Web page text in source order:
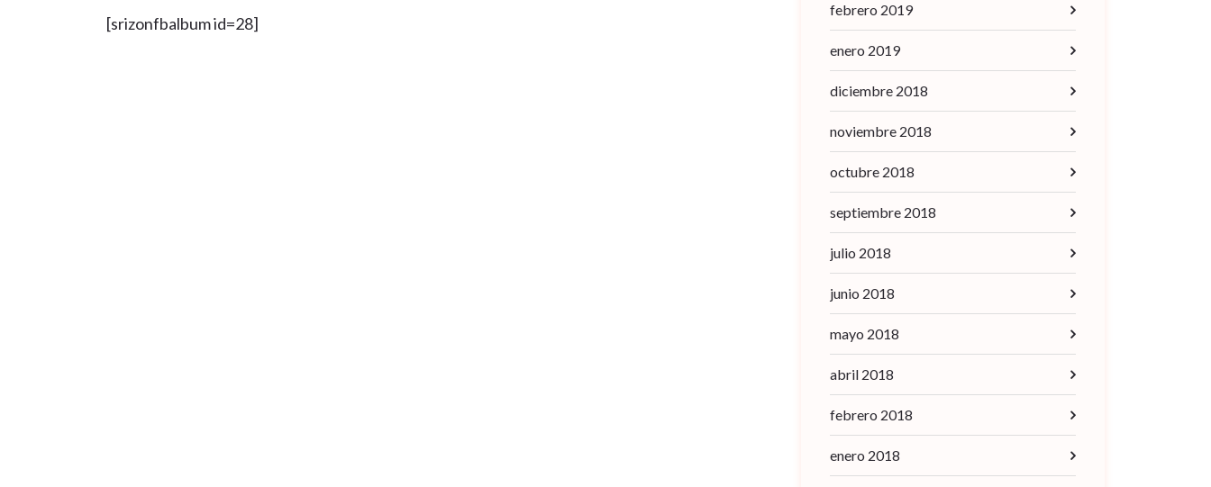
[srizonfbalbum id=28]
febrero 2019
enero 2019
diciembre 2018
noviembre 2018
octubre 2018
septiembre 2018
julio 2018
junio 2018
mayo 2018
abril 2018
febrero 2018
enero 2018